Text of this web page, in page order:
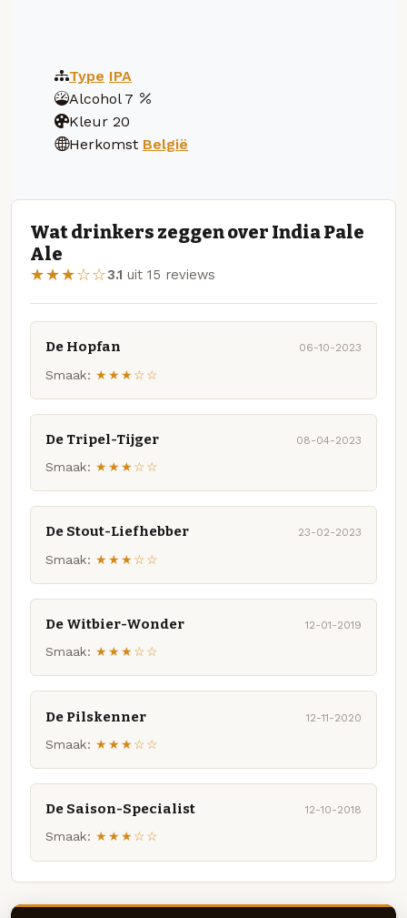
Type IPA
Alcohol 7
Kleur 20
Herkomst België
Wat drinkers zeggen over India Pale
Ale
★★★☆☆3.1 uit 15 reviews
De Hopfan 06-10-2023
Smaak: ★★★☆☆
De Tripel-Tijger 08-04-2023
Smaak: ★★★☆☆
De Stout-Liefhebber 23-02-2023
Smaak: ★★★☆☆
De Witbier-Wonder 12-01-2019
Smaak: ★★★☆☆
De Pilskenner 12-11-2020
Smaak: ★★★☆☆
De Saison-Specialist 12-10-2018
Smaak: ★★★☆☆